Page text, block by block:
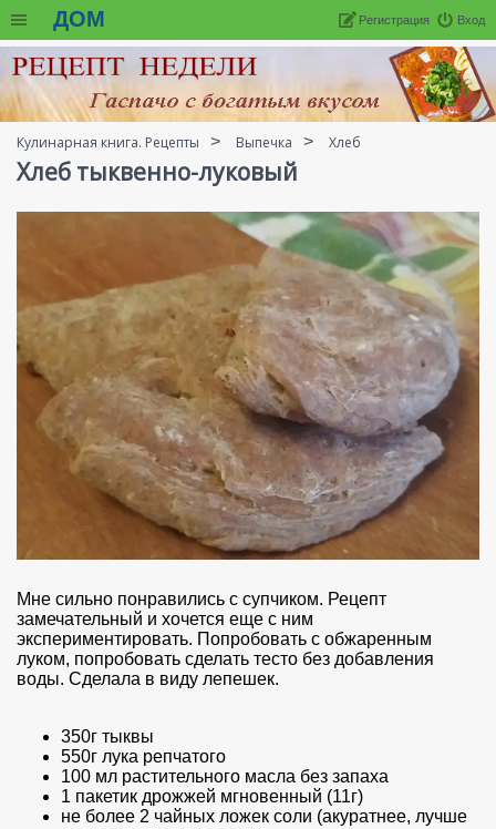
ДОМ Вход
Регистрация
Кулинарная книга. Рецепты Выпечка Хлеб
Хлеб тыквенно-луковый
Мне сильно понравились с супчиком. Рецепт
замечательный и хочется еще с ним
экспериментировать. Попробовать с обжаренным
луком, попробовать сделать тесто без добавления
воды. Сделала в виду лепешек.
350г тыквы
550г лука репчатого
100 мл растительного масла без запаха
1 пакетик дрожжей мгновенный (11г)
не более 2 чайных ложек соли (акуратнее, лучше